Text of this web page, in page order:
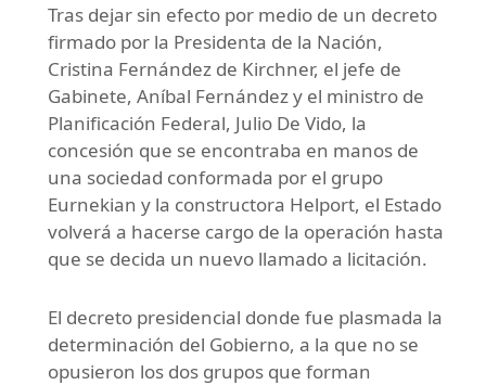
Tras dejar sin efecto por medio de un decreto
firmado por la Presidenta de la Nación,
Cristina Fernández de Kirchner, el jefe de
Gabinete, Aníbal Fernández y el ministro de
Planificación Federal, Julio De Vido, la
concesión que se encontraba en manos de
una sociedad conformada por el grupo
Eurnekian y la constructora Helport, el Estado
volverá a hacerse cargo de la operación hasta
que se decida un nuevo llamado a licitación.
El decreto presidencial donde fue plasmada la
determinación del Gobierno, a la que no se
opusieron los dos grupos que forman